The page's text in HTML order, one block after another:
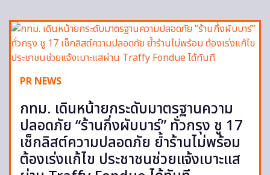
PR NEWS
กทม. เดินหน้ายกระดับมาตรฐานความ
ปลอดภัย “ร้านกึ่งผับบาร์” ทั่วกรุง ชู 17
เช็กลิสต์ความปลอดภัย ย้ำร้านไม่พร้อม
ต้องเร่งแก้ไข ประชาชนช่วยแจ้งเบาะแส